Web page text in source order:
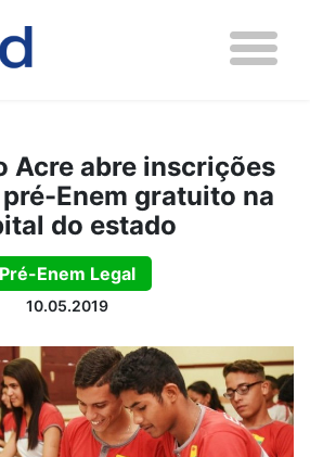
Acre abre inscrições
Enem gratuito na
do estado
Pré-Enem Legal
10.05.2019